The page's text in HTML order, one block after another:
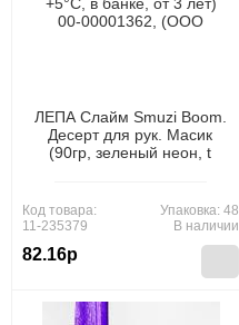
ЛЕПА Слайм Smuzi Boom.
Десерт для рук. Масик
(90гр, зеленый неон, t
(ООО "Новая Химия")
Код товара:
11-235379
82.16р
Упаковка: 48
В наличии